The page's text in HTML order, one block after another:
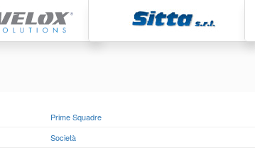
Prime Squadre
Società